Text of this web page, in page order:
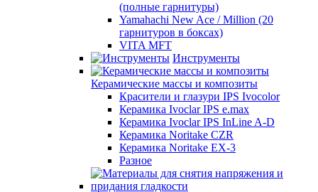
(полные гарнитуры)
Yamahachi New Ace / Million (20
гарнитуров в боксах)
VITA MFT
Инструменты
Керамические массы и композиты
Красители и глазури IPS Ivocolor
Керамика Ivoclar IPS e.max
Керамика Ivoclar IPS InLine A-D
Керамика Noritake CZR
Керамика Noritake EX-3
Разное